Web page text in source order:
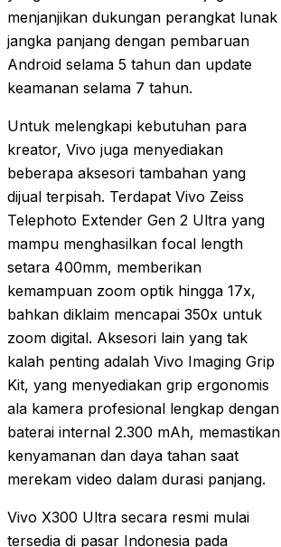
menjanjikan dukungan perangkat lunak
jangka panjang dengan pembaruan
Android selama 5 tahun dan update
keamanan selama 7 tahun.
Untuk melengkapi kebutuhan para
kreator, Vivo juga menyediakan
beberapa aksesori tambahan yang
dijual terpisah. Terdapat Vivo Zeiss
Telephoto Extender Gen 2 Ultra yang
mampu menghasilkan focal length
setara 400mm, memberikan
kemampuan zoom optik hingga 17x,
bahkan diklaim mencapai 350x untuk
zoom digital. Aksesori lain yang tak
kalah penting adalah Vivo Imaging Grip
Kit, yang menyediakan grip ergonomis
ala kamera profesional lengkap dengan
baterai internal 2.300 mAh, memastikan
kenyamanan dan daya tahan saat
merekam video dalam durasi panjang.
Vivo X300 Ultra secara resmi mulai
tersedia di pasar Indonesia pada